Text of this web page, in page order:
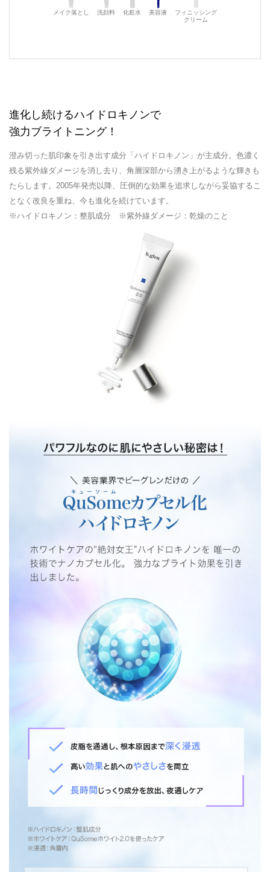
メイク落とし 洗顔料 化粧水 美容液
フィニッシング
クリーム
進化し続けるハイドロキノンで
強力ブライトニング！
澄み切った肌印象を引き出す成分「ハイドロキノン」が主成分。色濃く
残る紫外線ダメージを消し去り、角層深部から湧き上がるような輝きも
たらします。2005年発売以降、圧倒的な効果を追求しながら妥協するこ
となく改良を重ね、今も進化を続けています。
※ハイドロキノン：整肌成分 ※紫外線ダメージ：乾燥のこと